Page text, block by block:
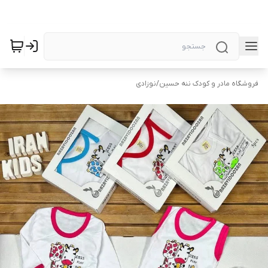
فروشگاه مادر و کودک ننه حسین/نوزادی